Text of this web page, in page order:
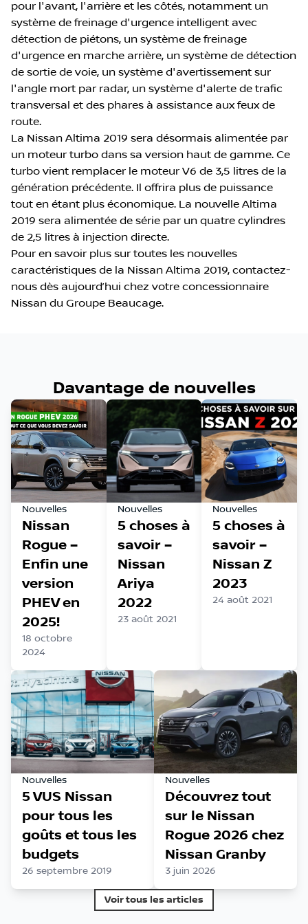
pour l'avant, l'arrière et les côtés, notamment un
système de freinage d'urgence intelligent avec
détection de piétons, un système de freinage
d'urgence en marche arrière, un système de détection
de sortie de voie, un système d'avertissement sur
l'angle mort par radar, un système d'alerte de trafic
transversal et des phares à assistance aux feux de
route.
La Nissan Altima 2019 sera désormais alimentée par
un moteur turbo dans sa version haut de gamme. Ce
turbo vient remplacer le moteur V6 de 3,5 litres de la
génération précédente. Il offrira plus de puissance
tout en étant plus économique. La nouvelle Altima
2019 sera alimentée de série par un quatre cylindres
de 2,5 litres à injection directe.
Pour en savoir plus sur toutes les nouvelles
caractéristiques de la Nissan Altima 2019, contactez-
nous dès aujourd’hui chez votre concessionnaire
Nissan du Groupe Beaucage.
Davantage de nouvelles
Nouvelles
Nissan
Rogue –
Enfin une
version
PHEV en
2025!
18 octobre
2024
Nouvelles
5 choses à
savoir –
Nissan
Ariya
2022
23 août 2021
Nouvelles
5 choses à
savoir –
Nissan Z
2023
24 août 2021
Nouvelles
5 VUS Nissan
pour tous les
goûts et tous les
budgets
26 septembre 2019
Nouvelles
Découvrez tout
sur le Nissan
Rogue 2026 chez
Nissan Granby
3 juin 2026
Voir tous les articles